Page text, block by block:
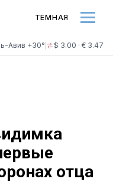
Авив +30° $ 3.00 · € 3.47
ТЕМНАЯ
отца